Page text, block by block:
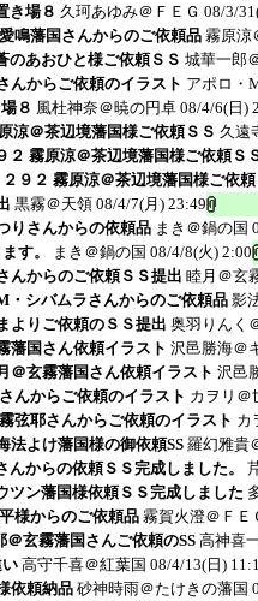
き場８ 久珂あゆみ＠ＦＥＧ 08/3/
鳴藩国さんからのご依頼品 霧原涼
あおひと様ご依頼ＳＳ 城華一郎
んからご依頼のイラスト アポロ・
８ 風杜神奈＠暁の円卓 08/4/6(日)
涼＠茶辺境藩国様ご依頼ＳＳ 久遠
２ 霧原涼＠茶辺境藩国様ご依頼Ｓ
９２ 霧原涼＠茶辺境藩国様ご依頼
黒霧＠天領 08/4/7(月) 23:49
りさんからの依頼品 まき＠鍋の国
す。
まき＠鍋の国 08/4/8(火) 2:00
からのご依頼ＳＳ提出 睦月＠玄
・シバムラさんからのご依頼品 影
りご依頼のＳＳ提出 奥羽りんく
藩国さん依頼イラスト 沢邑勝海＠
＠玄霧藩国さん依頼イラスト 沢邑
んからご依頼のイラスト カヲリ＠
弦耶さんからご依頼のイラスト カ
よけ藩国様の御依頼SS 羅幻雅貴
んからの依頼ＳＳ完成しました。
ツン藩国様依頼ＳＳ完成しました
様からのご依頼品霧賀火澄＠ＦＥ
玄霧藩国さんご依頼のSS 高神喜
高守千喜＠紅葉国 08/4/13(日)
依頼納品 砂神時雨＠たけきの藩国